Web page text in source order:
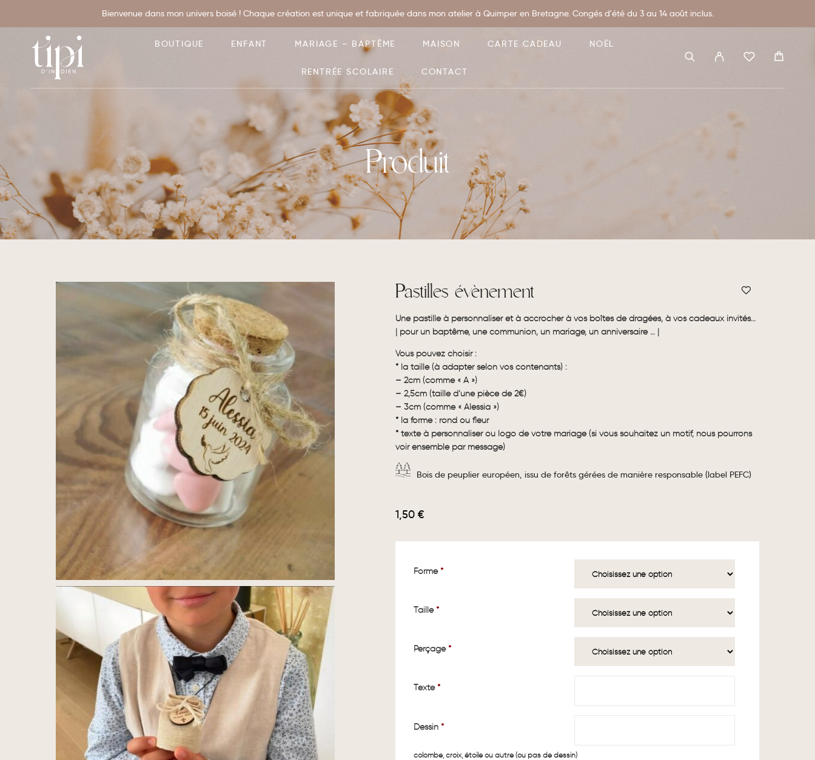
Bienvenue dans mon univers boisé ! Chaque création est unique et fabriquée dans mon atelier à Quimper en Bretagne. Congés d'été du 3 au 14 août inclus.
BOUTIQUE ENFANT MARIAGE – BAPTÊME MAISON CARTE CADEAU NOËL
RENTRÉE SCOLAIRE CONTACT
Produit
Pastilles évènement
Une pastille à personnaliser et à accrocher à vos boîtes de dragées, à vos cadeaux invités…
| pour un baptême, une communion, un mariage, un anniversaire … |
Vous pouvez choisir :
* la taille (à adapter selon vos contenants) :
– 2cm (comme « A »)
– 2,5cm (taille d’une pièce de 2€)
– 3cm (comme « Alessia »)
* la forme : rond ou fleur
* texte à personnaliser ou logo de votre mariage (si vous souhaitez un motif, nous pourrons
voir ensemble par message)
Bois de peuplier européen, issu de forêts gérées de manière responsable (label PEFC)
1,50 €
Forme *
Taille *
Perçage *
Texte *
Dessin *
colombe, croix, étoile ou autre (ou pas de dessin)